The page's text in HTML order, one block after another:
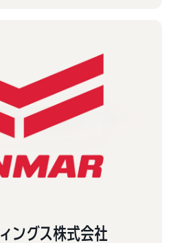
ングス株式会社